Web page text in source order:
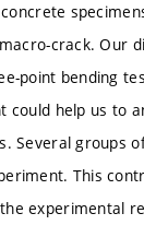
crack. Our
point bending
help us to
Several groups
This
experimental